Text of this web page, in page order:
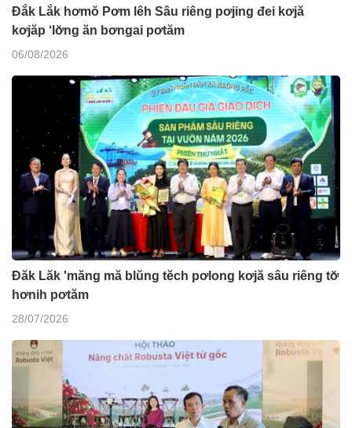
Đắk Lắk hơmŏ Pơm lêh Sâu riêng pơjing đei kơjă
kơjăp ‘lơ̆ng ăn bơngai pơtăm
06/08/2026
Đăk Lăk 'măng mă blŭng tĕch pơlong kơjă sâu riêng tơ̆
hơnih pơtăm
28/07/2026